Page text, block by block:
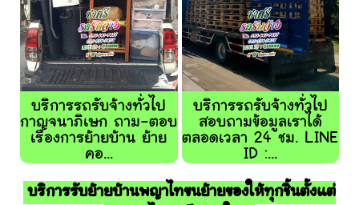
บริการรถรับจ้างทั่วไป
กาญจนาภิเษก ถาม-ตอบ
เรื่องการย้ายบ้าน ย้าย
คอ...
บริการรถรับจ้างทั่วไป
สอบถามข้อมูลเราได้
ตลอดเวลา 24 ชม. LINE
ID :...
บริการรับย้ายบ้านพญาไทขนย้ายของให้ทุกชิ้นตั้งแต่